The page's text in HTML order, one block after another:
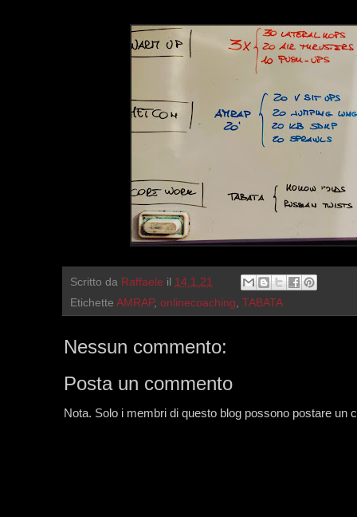
Scritto da Raffaele il 14.1.21
Etichette AMRAP, onlinecoaching, TABATA
Nessun commento:
Posta un commento
Nota. Solo i membri di questo blog possono postare un